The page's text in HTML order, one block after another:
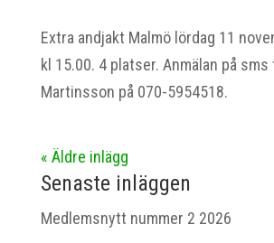
Extra andjakt Malmö lördag 11
kl 15.00. 4 platser. Anmälan på
Martinsson på 070-5954518.
« Äldre inlägg
Senaste inläggen
Medlemsnytt nummer 2 2026